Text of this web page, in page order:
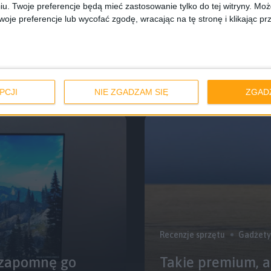
Twoje preferencje będą mieć zastosowanie tylko do tej witryny.
preferencje lub wycofać zgodę, wracając na tę stronę i klikając
NIE ZGADZAM SIĘ
Genesis
Recenzje sprzętu
Motorola edge
go
Recenzje sprzętu
Takie premium,